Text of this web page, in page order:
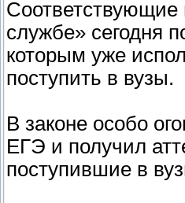
Соответствующие
службе» сегодня
которым уже
поступить в вузы.
В законе особо
ЕГЭ и получил
поступившие в